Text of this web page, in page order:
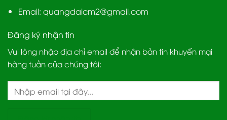
Email: quangdaicm2@gmail.com
Đăng ký nhận tin
Vui lòng nhập địa chỉ email để nhận bản tin khuyến mại
hàng tuần của chúng tôi: